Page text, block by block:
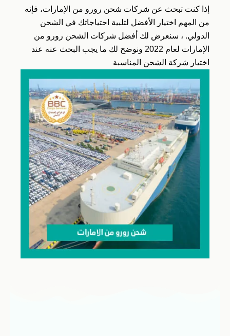
إذا كنت تبحث عن شركات شحن رورو من الإمارات، فإنه
من المهم اختيار الأفضل لتلبية احتياجاتك في الشحن
الدولي. ، سنعرض لك أفضل شركات الشحن رورو من
الإمارات لعام 2022 ونوضح لك ما يجب البحث عنه عند
اختيار شركة الشحن المناسبة